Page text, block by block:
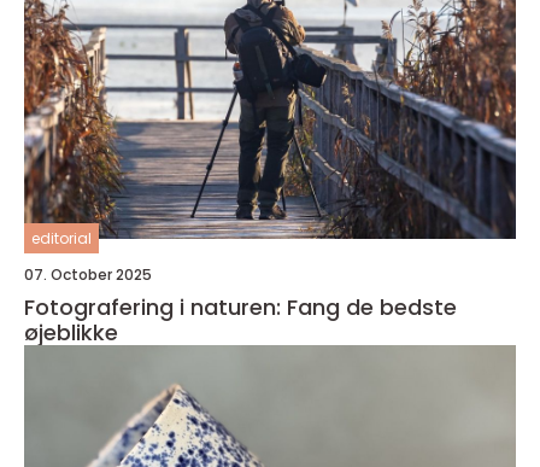
editorial
07. October 2025
Fotografering i naturen: Fang de bedste
øjeblikke